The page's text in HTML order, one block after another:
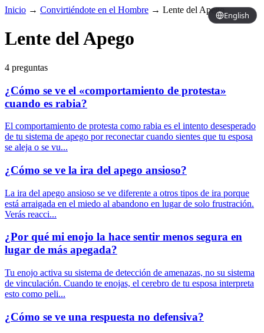
English
Inicio → Convirtiéndote en el Hombre → Lente del Apego
Lente del Apego
4 preguntas
¿Cómo se ve el «comportamiento de protesta»
cuando es rabia?
El comportamiento de protesta como rabia es el intento desesperado
de tu sistema de apego por reconectar cuando sientes que tu esposa
se aleja o se vu...
¿Cómo se ve la ira del apego ansioso?
La ira del apego ansioso se ve diferente a otros tipos de ira porque
está arraigada en el miedo al abandono en lugar de solo frustración.
Verás reacci...
¿Por qué mi enojo la hace sentir menos segura en
lugar de más apegada?
Tu enojo activa su sistema de detección de amenazas, no su sistema
de vinculación. Cuando te enojas, el cerebro de tu esposa interpreta
esto como peli...
¿Cómo se ve una respuesta no defensiva?